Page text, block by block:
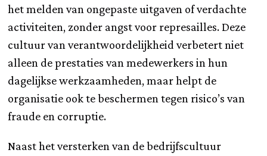
het melden van ongepaste uitgaven of verdachte
activiteiten, zonder angst voor represailles. Deze
cultuur van verantwoordelijkheid verbetert niet
alleen de prestaties van medewerkers in hun
dagelijkse werkzaamheden, maar helpt de
organisatie ook te beschermen tegen risico’s van
fraude en corruptie.
Naast het versterken van de bedrijfscultuur